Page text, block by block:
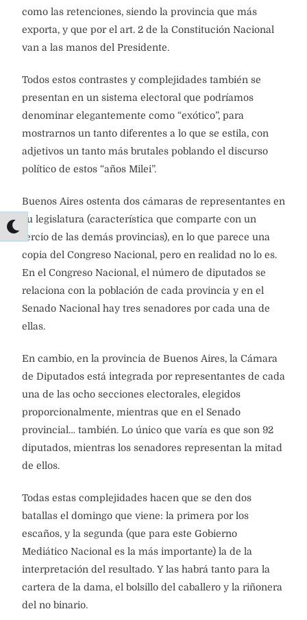
como las retenciones, siendo la provincia que más
exporta, y que por el art. 2 de la Constitución Nacional
van a las manos del Presidente.
Todos estos contrastes y complejidades también se
presentan en un sistema electoral que podríamos
denominar elegantemente como “exótico”, para
mostrarnos un tanto diferentes a lo que se estila, con
adjetivos un tanto más brutales poblando el discurso
político de estos “años Milei”.
Buenos Aires ostenta dos cámaras de representantes en
su legislatura (característica que comparte con un
tercio de las demás provincias), en lo que parece una
copia del Congreso Nacional, pero en realidad no lo es.
En el Congreso Nacional, el número de diputados se
relaciona con la población de cada provincia y en el
Senado Nacional hay tres senadores por cada una de
ellas.
En cambio, en la provincia de Buenos Aires, la Cámara
de Diputados está integrada por representantes de cada
una de las ocho secciones electorales, elegidos
proporcionalmente, mientras que en el Senado
provincial… también. Lo único que varía es que son 92
diputados, mientras los senadores representan la mitad
de ellos.
Todas estas complejidades hacen que se den dos
batallas el domingo que viene: la primera por los
escaños, y la segunda (que para este Gobierno
Mediático Nacional es la más importante) la de la
interpretación del resultado. Y las habrá tanto para la
cartera de la dama, el bolsillo del caballero y la riñonera
del no binario.